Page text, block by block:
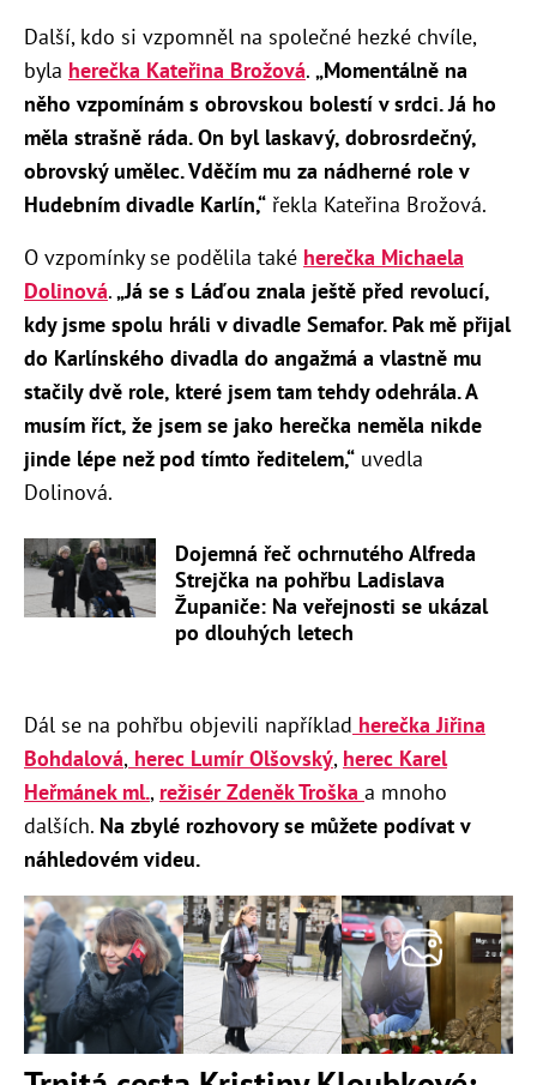
Další, kdo si vzpomněl na společné hezké chvíle,
byla herečka Kateřina Brožová. „Momentálně na
něho vzpomínám s obrovskou bolestí v srdci. Já ho
měla strašně ráda. On byl laskavý, dobrosrdečný,
obrovský umělec. Vděčím mu za nádherné role v
Hudebním divadle Karlín,“ řekla Kateřina Brožová.
O vzpomínky se podělila také herečka Michaela
Dolinová.„Já se s Láďou znala ještě před revolucí,
kdy jsme spolu hráli v divadle Semafor. Pak mě přijal
do Karlínského divadla do angažmá a vlastně mu
stačily dvě role, které jsem tam tehdy odehrála. A
musím říct, že jsem se jako herečka neměla nikde
jinde lépe než pod tímto ředitelem,“ uvedla
Dolinová.
Dojemná řeč ochrnutého Alfreda
Strejčka na pohřbu Ladislava
Županiče: Na veřejnosti se ukázal
po dlouhých letech
Dál se na pohřbu objevili například herečka Jiřina
Bohdalová, herec Lumír Olšovský, herec Karel
Heřmánek ml., režisér Zdeněk Troška a mnoho
dalších. Na zbylé rozhovory se můžete podívat v
náhledovém videu.